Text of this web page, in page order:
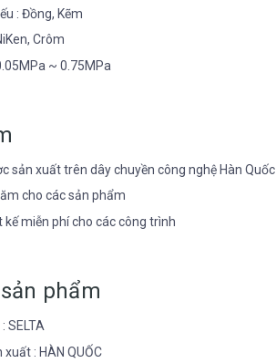
: Đồng, Kẽm
Crôm
~ 0.75MPa
sản xuất trên dây chuyền công nghệ Hàn Quốc
cho các sản phẩm
kế miễn phí cho các công trình
phẩm
SELTA
: HÀN QUỐC